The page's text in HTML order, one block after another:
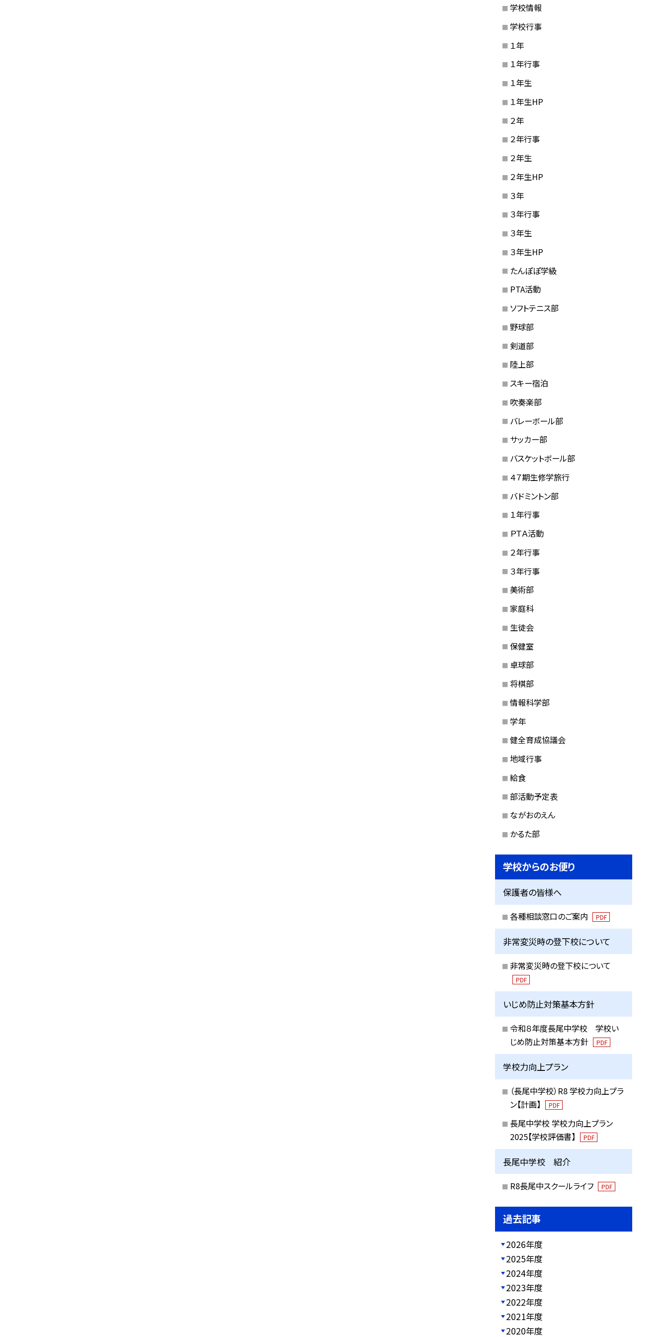
学校情報
学校行事
１年
１年行事
１年生
１年生HP
２年
２年行事
２年生
２年生HP
３年
３年行事
３年生
３年生HP
たんぽぽ学級
PTA活動
ソフトテニス部
野球部
剣道部
陸上部
スキー宿泊
吹奏楽部
バレーボール部
サッカー部
バスケットボール部
４７期生修学旅行
バドミントン部
１年行事
ＰＴＡ活動
２年行事
３年行事
美術部
家庭科
生徒会
保健室
卓球部
将棋部
情報科学部
学年
健全育成協議会
地域行事
給食
部活動予定表
ながおのえん
かるた部
学校からのお便り
保護者の皆様へ
各種相談窓口のご案内 PDF
非常変災時の登下校について
非常変災時の登下校について
PDF
いじめ防止対策基本方針
令和８年度長尾中学校 学校い
じめ防止対策基本方針
PDF
学校力向上プラン
（長尾中学校）R8 学校力向上プラ
ン【計画】
PDF
長尾中学校 学校力向上プラン
2025【学校評価書】
PDF
長尾中学校 紹介
R8長尾中スクールライフ PDF
過去記事
2026年度
2025年度
2024年度
2023年度
2022年度
2021年度
2020年度